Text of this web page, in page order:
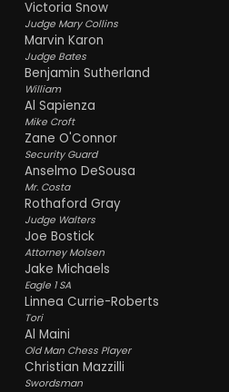
Victoria Snow
Judge Mary Collins
Marvin Karon
Judge Bates
Benjamin Sutherland
William
Al Sapienza
Mike Croft
Zane O'Connor
Security Guard
Anselmo DeSousa
Mr. Costa
Rothaford Gray
Judge Walters
Joe Bostick
Attorney Molsen
Jake Michaels
Eagle 1 SA
Linnea Currie-Roberts
Tori
Al Maini
Old Man Chess Player
Christian Mazzilli
Swordsman